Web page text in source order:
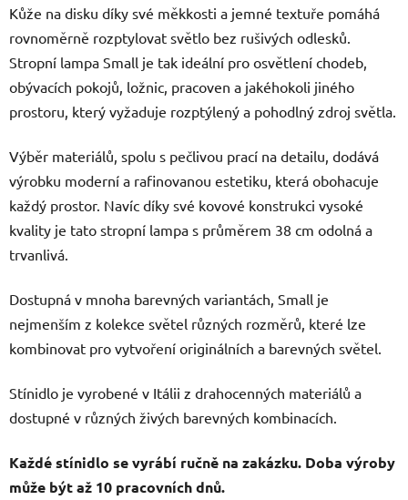
Kůže na disku díky své měkkosti a jemné textuře pomáhá
rovnoměrně rozptylovat světlo bez rušivých odlesků.
Stropní lampa Small je tak ideální pro osvětlení chodeb,
obývacích pokojů, ložnic, pracoven a jakéhokoli jiného
prostoru, který vyžaduje rozptýlený a pohodlný zdroj světla.
Výběr materiálů, spolu s pečlivou prací na detailu, dodává
výrobku moderní a rafinovanou estetiku, která obohacuje
každý prostor. Navíc díky své kovové konstrukci vysoké
kvality je tato stropní lampa s průměrem 38 cm odolná a
trvanlivá.
Dostupná v mnoha barevných variantách, Small je
nejmenším z kolekce světel různých rozměrů, které lze
kombinovat pro vytvoření originálních a barevných světel.
Stínidlo je vyrobené v Itálii z drahocenných materiálů a
dostupné v různých živých barevných kombinacích.
Každé stínidlo se vyrábí ručně na zakázku. Doba výroby
může být až 10 pracovních dnů.